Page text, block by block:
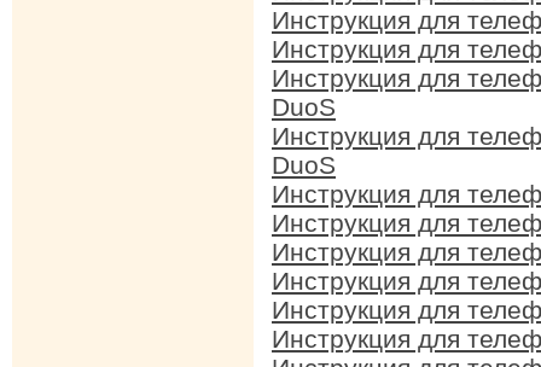
Инструкция для
Инструкция для
Инструкция для
DuoS
Инструкция для
DuoS
Инструкция для
Инструкция для
Инструкция для
Инструкция для
Инструкция для
Инструкция для